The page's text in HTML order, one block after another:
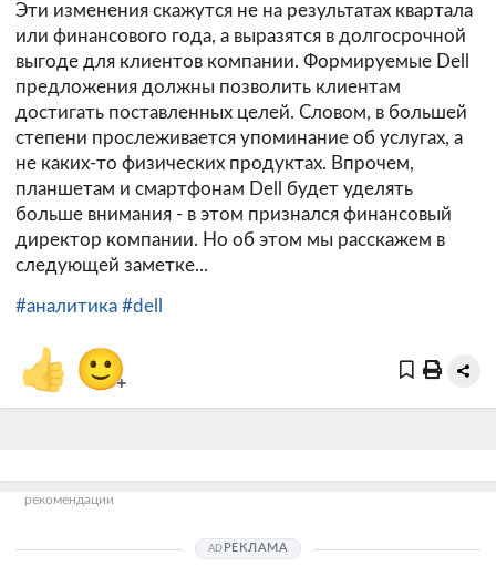
Эти изменения скажутся не на результатах квартала
или финансового года, а выразятся в долгосрочной
выгоде для клиентов компании. Формируемые Dell
предложения должны позволить клиентам
достигать поставленных целей. Словом, в большей
степени прослеживается упоминание об услугах, а
не каких-то физических продуктах. Впрочем,
планшетам и смартфонам Dell будет уделять
больше внимания - в этом признался финансовый
директор компании. Но об этом мы расскажем в
следующей заметке...
#аналитика #dell
👍 🙂+
рекомендации
РЕКЛАМА